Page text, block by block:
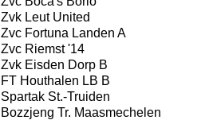
Zvk Leut United
Zvc Fortuna Landen A
Zvc Riemst '14
Zvk Eisden Dorp B
FT Houthalen LB B
Spartak St.-Truiden
Bozzjeng Tr. Maasmechelen